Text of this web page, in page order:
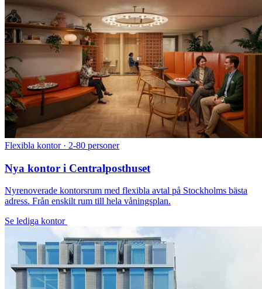
Flexibla kontor · 2-80 personer
Nya kontor i Centralposthuset
Nyrenoverade kontorsrum med flexibla avtal på Stockholms bästa
adress. Från enskilt rum till hela våningsplan.
Se lediga kontor